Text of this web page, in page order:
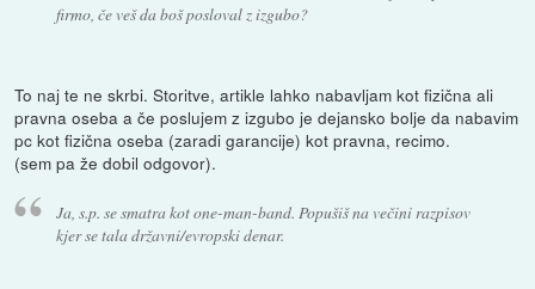
firmo, če veš da boš posloval z izgubo?
To naj te ne skrbi. Storitve, artikle lahko nabavljam kot fizična ali
pravna oseba a če poslujem z izgubo je dejansko bolje da nabavim
pc kot fizična oseba (zaradi garancije) kot pravna, recimo.
(sem pa že dobil odgovor).
Ja, s.p. se smatra kot one-man-band. Popušiš na večini razpisov
kjer se tala državni/evropski denar.